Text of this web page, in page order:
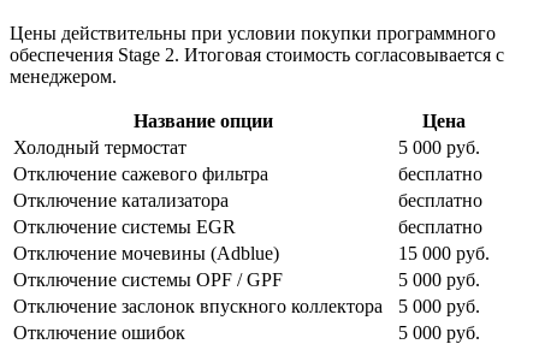
Цены действительны при условии покупки программного
обеспечения Stage 2. Итоговая стоимость согласовывается с
менеджером.
Название опции
Цена
Холодный термостат
5 000 руб.
Отключение сажевого фильтра
бесплатно
Отключение катализатора
бесплатно
Отключение системы EGR
бесплатно
Отключение мочевины (Adblue)
15 000 руб.
Отключение системы OPF / GPF
5 000 руб.
Отключение заслонок впускного коллектора
5 000 руб.
Отключение ошибок
5 000 руб.